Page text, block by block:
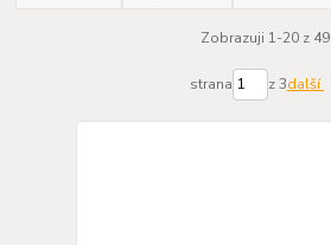
Zobrazuji 1-20 z 49
strana z 3další